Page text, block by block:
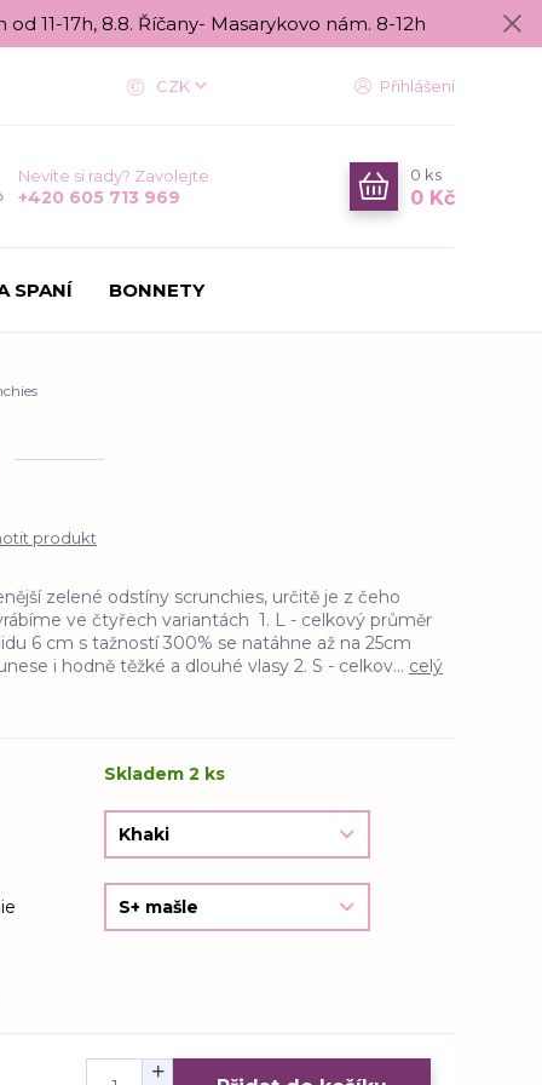
11-17h, 8.8. Říčany- Masarykovo nám. 8-12h
CZK Přihlášení
Nevíte si rady? Zavolejte.
+420 605 713 969
0 ks
0 Kč
SPANÍ BONNETY
produkt
zelené odstíny scrunchies, určitě je z čeho
ve čtyřech variantách 1. L - celkový průměr
6 cm s tažností 300% se natáhne až na 25cm
i hodně těžké a dlouhé vlasy 2. S - celkov... celý
Skladem 2 ks